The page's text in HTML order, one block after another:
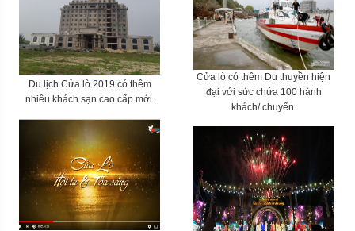
Du lịch Cửa lò 2019 có thêm
nhiều khách sạn cao cấp mới.
Cửa lò có thêm Du thuyền hiện
đại với sức chứa 100 hành
khách/ chuyến.